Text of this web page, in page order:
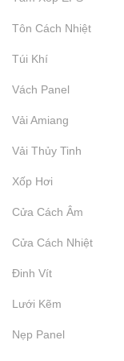
Tôn Cách Nhiệt
Túi Khí
Vách Panel
Vải Amiang
Vải Thủy Tinh
Xốp Hơi
Cửa Cách Âm
Cửa Cách Nhiệt
Đinh Vít
Lưới Kẽm
Nẹp Panel